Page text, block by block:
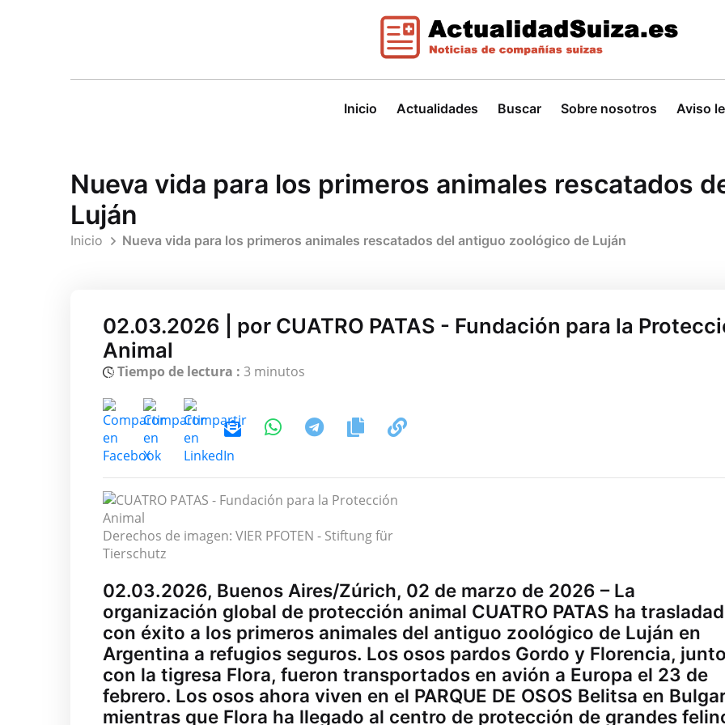
Inicio Actualidades Buscar Sobre nosotros Aviso
Nueva vida para los primeros animales rescatados
Luján
Inicio Nueva vida para los primeros animales rescatados del antiguo zoológico de Luján
02.03.2026 | por CUATRO PATAS - Fundación para la
Animal
Tiempo de lectura : 3 minutos
Derechos de imagen: VIER PFOTEN - Stiftung für
Tierschutz
02.03.2026, Buenos Aires/Zúrich, 02 de marzo de 2026 – La
organización global de protección animal CUATRO PATAS ha
con éxito a los primeros animales del antiguo zoológico de Luján en
Argentina a refugios seguros. Los osos pardos Gordo y Florencia, junto
con la tigresa Flora, fueron transportados en avión a Europa el 23 de
febrero. Los osos ahora viven en el PARQUE DE OSOS Belitsa en
mientras que Flora ha llegado al centro de protección de grandes